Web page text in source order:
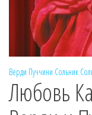
Верди Пуччини Сольник
Любовь